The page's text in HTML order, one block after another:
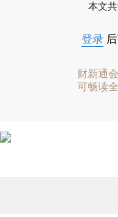
本文
登录
财新通
可畅读